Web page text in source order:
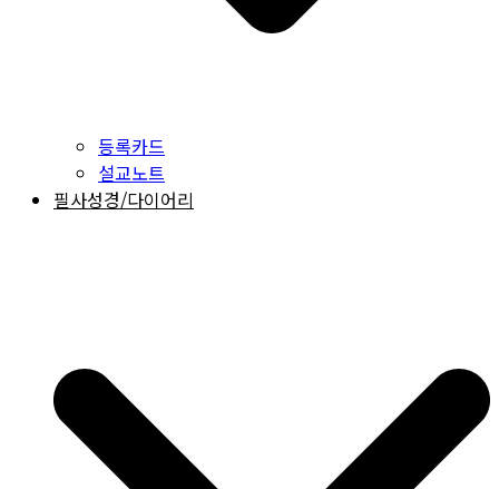
등록카드
설교노트
필사성경/다이어리